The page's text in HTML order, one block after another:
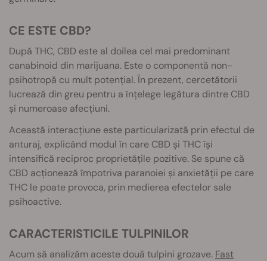
CE ESTE CBD?
După THC, CBD este al doilea cel mai predominant
canabinoid din marijuana. Este o componentă non-
psihotropă cu mult potențial. În prezent, cercetătorii
lucrează din greu pentru a înțelege legătura dintre CBD
și numeroase afecțiuni.
Această interacțiune este particularizată prin efectul de
anturaj, explicând modul în care CBD și THC își
intensifică reciproc proprietățile pozitive. Se spune că
CBD acționează împotriva paranoiei și anxietății pe care
THC le poate provoca, prin medierea efectelor sale
psihoactive.
CARACTERISTICILE TULPINILOR
Acum să analizăm aceste două tulpini grozave. Fast